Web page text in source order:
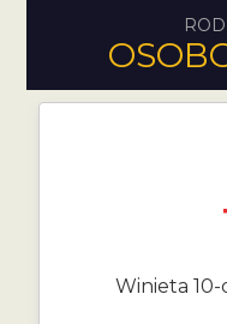
Winieta